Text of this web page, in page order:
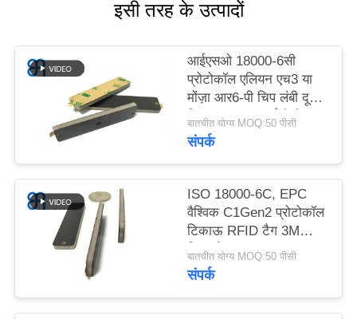
एक
बोली
अनुरोध
साइटमैप
इसी तरह के उत्पादों
आईएसओ 18000-6सी
प्रोटोकॉल एलियन एच3 या
मोंज़ा आर6-पी चिप लंबी दूरी
टिकाऊ आरएफआईडी टैग
बातचीत योग्य MOQ:50 पीसी
संपर्क
ISO 18000-6C, EPC
वैश्विक C1Gen2 प्रोटोकॉल
टिकाऊ RFID टैग 3M
चिपकने वाला IP65
बातचीत योग्य MOQ:50 पीसी
संपर्क